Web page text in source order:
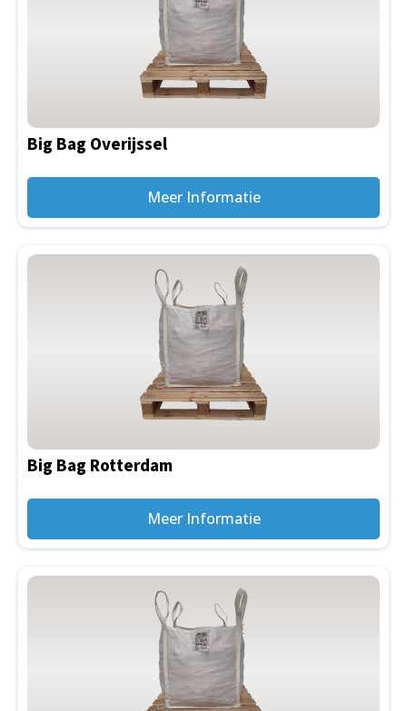
Big Bag Overijssel
Meer Informatie
Big Bag Rotterdam
Meer Informatie